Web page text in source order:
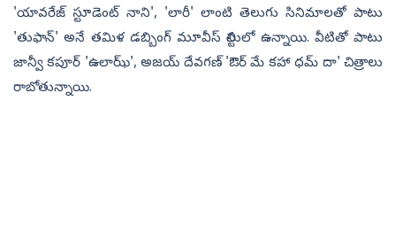
'యావరేజ్ స్టూడెంట్ నాని', 'లారీ' లాంటి తెలుగు సినిమాలతో పాటు
'తుఫాన్' అనే తమిళ డబ్బింగ్ మూవీస్ లిస్టులో ఉన్నాయి. వీటితో పాటు
జాన్వీ కపూర్ 'ఉలాఝ్', అజయ్ దేవగణ్ 'ఔర్ మే కహా ధమ్ దా' చిత్రాలు
రాబోతున్నాయి.